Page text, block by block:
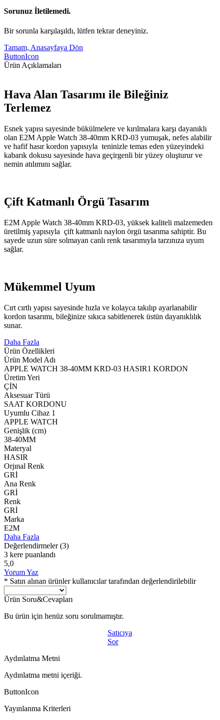
Sorunuz İletilemedi.
Bir sorunla karşılaşıldı, lütfen tekrar deneyiniz.
Tamam, Anasayfaya Dön
ButtonIcon
Ürün Açıklamaları
Hava Alan Tasarımı ile Bileğiniz
Terlemez
Esnek yapısı sayesinde bükülmelere ve kırılmalara karşı dayanıklı
olan E2M Apple Watch 38-40mm KRD-03 yumuşak, nefes alabilir
ve hafif hasır kordon yapısıyla teninizle temas eden yüzeyindeki
kabarık dokusu sayesinde hava geçirgenli bir yüzey oluşturur ve
nemin atılımını sağlar.
Çift Katmanlı Örgü Tasarım
E2M Apple Watch 38-40mm KRD-03, yüksek kaliteli malzemeden
üretilmiş yapısıyla çift katmanlı naylon örgü tasarıma sahiptir. Bu
sayede uzun süre solmayan canlı renk tasarımıyla tarzınıza uyum
sağlar.
Mükemmel Uyum
Cırt cırtlı yapısı sayesinde hızla ve kolayca takılıp ayarlanabilir
kordon tasarımı, bileğinize sıkıca sabitlenerek üstün dayanıklılık
sunar.
Daha Fazla
Ürün Özellikleri
Ürün Model Adı
APPLE WATCH 38-40MM KRD-03 HASIR1 KORDON
Üretim Yeri
ÇİN
Aksesuar Türü
SAAT KORDONU
Uyumlu Cihaz 1
APPLE WATCH
Genişlik (cm)
38-40MM
Materyal
HASIR
Orjınal Renk
GRİ
Ana Renk
GRİ
Renk
GRİ
Marka
E2M
Daha Fazla
Değerlendirmeler (3)
3 kere puanlandı
5,0
Yorum Yaz
* Satın alınan ürünler kullanıcılar tarafından değerlendirilebilir
Ürün Soru&Cevapları
Bu ürün için henüz soru sorulmamıştır.
Satıcıya
Sor
Aydınlatma Metni
Aydınlatma metni içeriği.
ButtonIcon
Yayınlanma Kriterleri